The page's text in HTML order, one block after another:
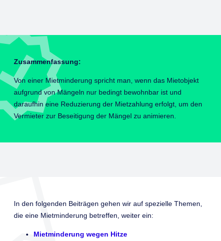
Zusammenfassung:
Von einer Mietminderung spricht man, wenn das Mietobjekt
aufgrund von Mängeln nur bedingt bewohnbar ist und
daraufhin eine Reduzierung der Mietzahlung erfolgt, um den
Vermieter zur Beseitigung der Mängel zu animieren.
In den folgenden Beiträgen gehen wir auf spezielle Themen,
die eine Mietminderung betreffen, weiter ein:
Mietminderung wegen Hitze